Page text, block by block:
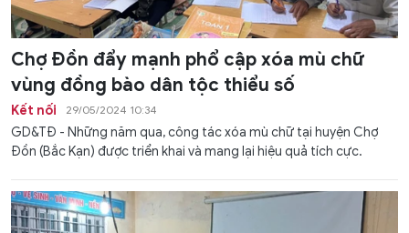
Chợ Đồn đẩy mạnh phổ cập xóa mù chữ
vùng đồng bào dân tộc thiểu số
Kết nối 29/05/2024 10:34
GD&TĐ - Những năm qua, công tác xóa mù chữ tại huyện Chợ
Đồn (Bắc Kạn) được triển khai và mang lại hiệu quả tích cực.